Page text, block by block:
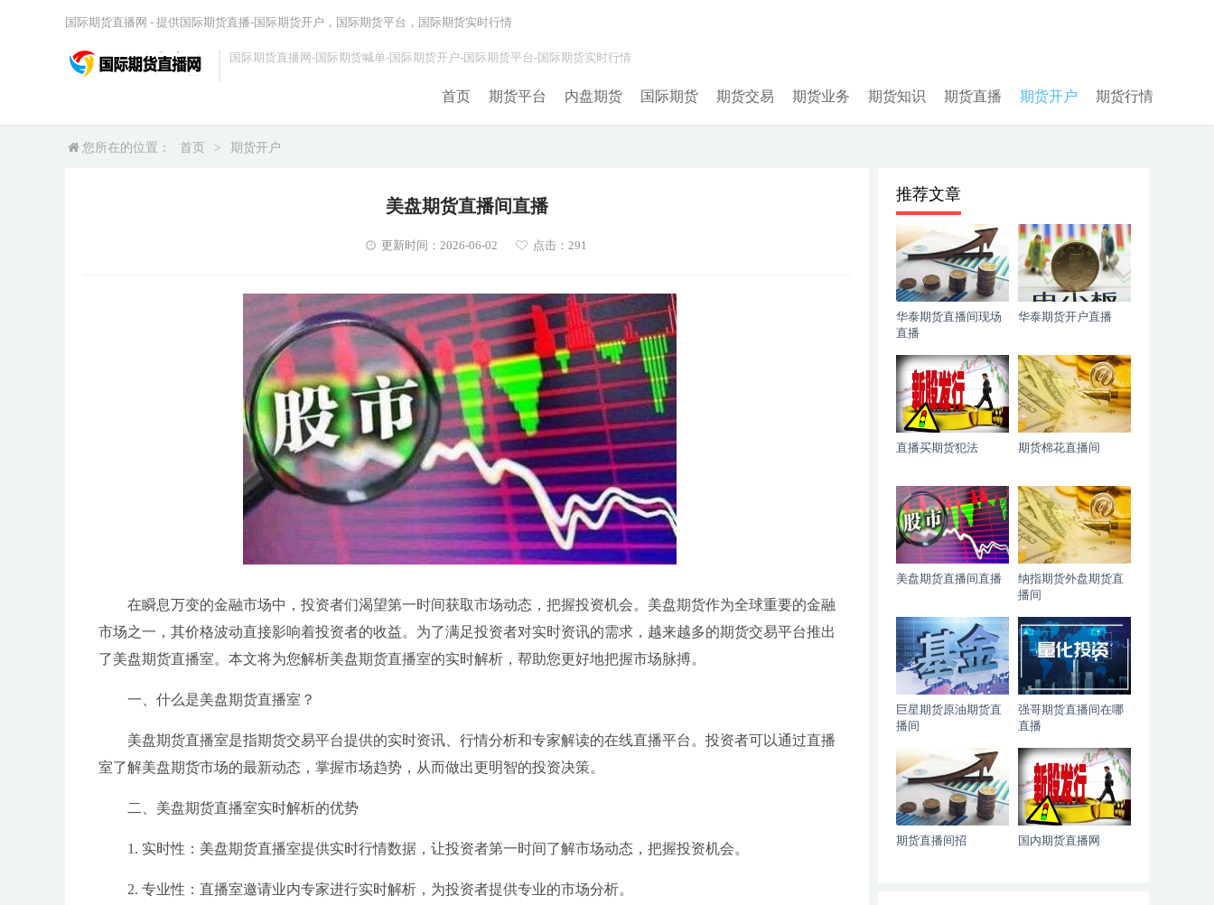
国际期货直播网-国际期货喊单-国际期货开户-国际期货平台-国际期货实时行情
首页 期货平台 内盘期货 国际期货 期货交易 期货业务 期货知识 期货直播 期货开户 期货行情
国际期货直播网 - 提供国际期货直播-国际期货开户，国际期货平台，国际期货实时行情
您所在的位置： 首页 > 期货开户
美盘期货直播间直播
更新时间：2026-06-02 点击：291
在瞬息万变的金融市场中，投资者们渴望第一时间获取市场动态，把握投资机会。美盘期货作为全球重要的金融
市场之一，其价格波动直接影响着投资者的收益。为了满足投资者对实时资讯的需求，越来越多的期货交易平台推出
了美盘期货直播室。本文将为您解析美盘期货直播室的实时解析，帮助您更好地把握市场脉搏。
一、什么是美盘期货直播室？
美盘期货直播室是指期货交易平台提供的实时资讯、行情分析和专家解读的在线直播平台。投资者可以通过直播
室了解美盘期货市场的最新动态，掌握市场趋势，从而做出更明智的投资决策。
二、美盘期货直播室实时解析的优势
1. 实时性：美盘期货直播室提供实时行情数据，让投资者第一时间了解市场动态，把握投资机会。
2. 专业性：直播室邀请业内专家进行实时解析，为投资者提供专业的市场分析。
推荐文章
华泰期货直播间现场
直播
华泰期货开户直播
直播买期货犯法 期货棉花直播间
美盘期货直播间直播
纳指期货外盘期货直
播间
巨星期货原油期货直
播间
强哥期货直播间在哪
直播
期货直播间招 国内期货直播网